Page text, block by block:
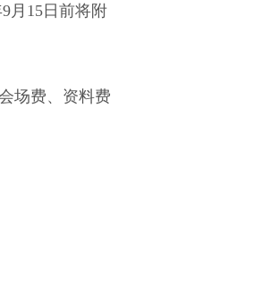
月15日前将附
场费、资料费